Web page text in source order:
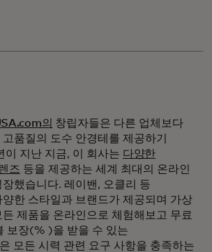
의 창립자들은 다른 업체보다
품질의 도수 안경테를 제공하기
이 지난 지금, 이 회사는 다양한
즈 등을 제공하는 세계 최대의 온라인
했습니다. 레이밴, 오클리 등
한 스타일과 브랜드가 제공되며 가상
제품을 온라인으로 체험해보고 무료
보장(% )을 받을 수 있는
모든 시력 관련 요구 사항을 충족하는